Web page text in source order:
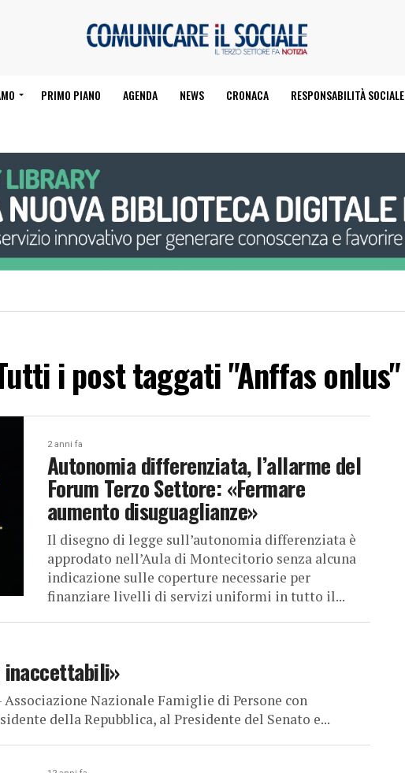
PRIMO PIANO AGENDA NEWS CRONACA RESPONSABILITÀ SOCIALE
i post taggati "Anffas onlus"
2 anni fa
Autonomia differenziata, l’allarme del
Forum Terzo Settore: «Fermare
aumento disuguaglianze»
Il disegno di legge sull’autonomia differenziata è
approdato nell’Aula di Montecitorio senza alcuna
indicazione sulle coperture necessarie per
finanziare livelli di servizi uniformi in tutto il...
inaccettabili»
Nazionale Famiglie di Persone con
della Repubblica, al Presidente del Senato e...